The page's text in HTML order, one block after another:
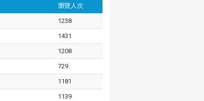
瀏覽人次
1238
1431
1208
729
1181
1139